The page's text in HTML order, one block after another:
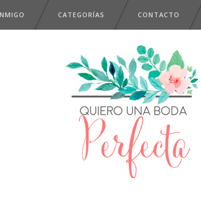
CATEGORÍAS CONTACTO